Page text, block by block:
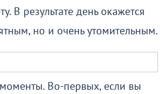
В результате день окажется
но и очень утомительным.
Во-первых, если вы